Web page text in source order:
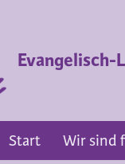
Evangelisch-
Start Wir sind